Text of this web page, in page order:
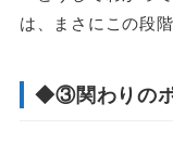
は、まさにこの段
◆③関わりの